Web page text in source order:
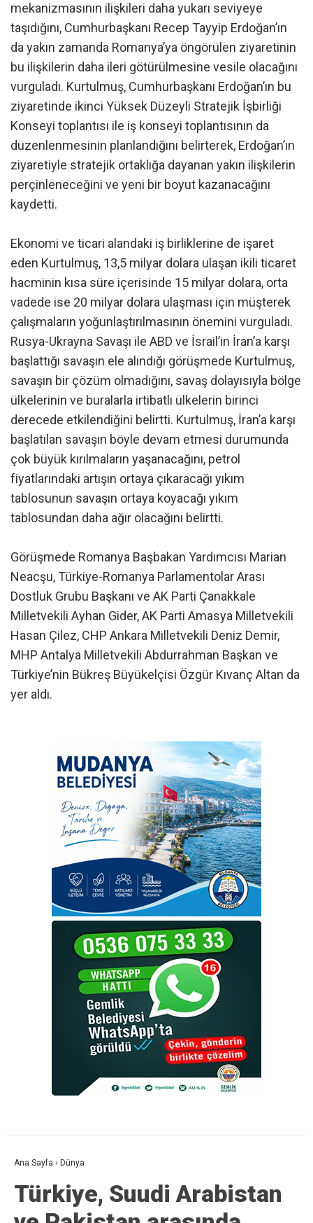
mekanizmasının ilişkileri daha yukarı seviyeye
taşıdığını, Cumhurbaşkanı Recep Tayyip Erdoğan’ın
da yakın zamanda Romanya’ya öngörülen ziyaretinin
bu ilişkilerin daha ileri götürülmesine vesile olacağını
vurguladı. Kurtulmuş, Cumhurbaşkanı Erdoğan’ın bu
ziyaretinde ikinci Yüksek Düzeyli Stratejik İşbirliği
Konseyi toplantısı ile iş konseyi toplantısının da
düzenlenmesinin planlandığını belirterek, Erdoğan’ın
ziyaretiyle stratejik ortaklığa dayanan yakın ilişkilerin
perçinleneceğini ve yeni bir boyut kazanacağını
kaydetti.
Ekonomi ve ticari alandaki iş birliklerine de işaret
eden Kurtulmuş, 13,5 milyar dolara ulaşan ikili ticaret
hacminin kısa süre içerisinde 15 milyar dolara, orta
vadede ise 20 milyar dolara ulaşması için müşterek
çalışmaların yoğunlaştırılmasının önemini vurguladı.
Rusya-Ukrayna Savaşı ile ABD ve İsrail’in İran’a karşı
başlattığı savaşın ele alındığı görüşmede Kurtulmuş,
savaşın bir çözüm olmadığını, savaş dolayısıyla bölge
ülkelerinin ve buralarla irtibatlı ülkelerin birinci
derecede etkilendiğini belirtti. Kurtulmuş, İran’a karşı
başlatılan savaşın böyle devam etmesi durumunda
çok büyük kırılmaların yaşanacağını, petrol
fiyatlarındaki artışın ortaya çıkaracağı yıkım
tablosunun savaşın ortaya koyacağı yıkım
tablosundan daha ağır olacağını belirtti.
Görüşmede Romanya Başbakan Yardımcısı Marian
Neacşu, Türkiye-Romanya Parlamentolar Arası
Dostluk Grubu Başkanı ve AK Parti Çanakkale
Milletvekili Ayhan Gider, AK Parti Amasya Milletvekili
Hasan Çilez, CHP Ankara Milletvekili Deniz Demir,
MHP Antalya Milletvekili Abdurrahman Başkan ve
Türkiye’nin Bükreş Büyükelçisi Özgür Kıvanç Altan da
yer aldı.
Ana Sayfa › Dünya
Türkiye, Suudi Arabistan